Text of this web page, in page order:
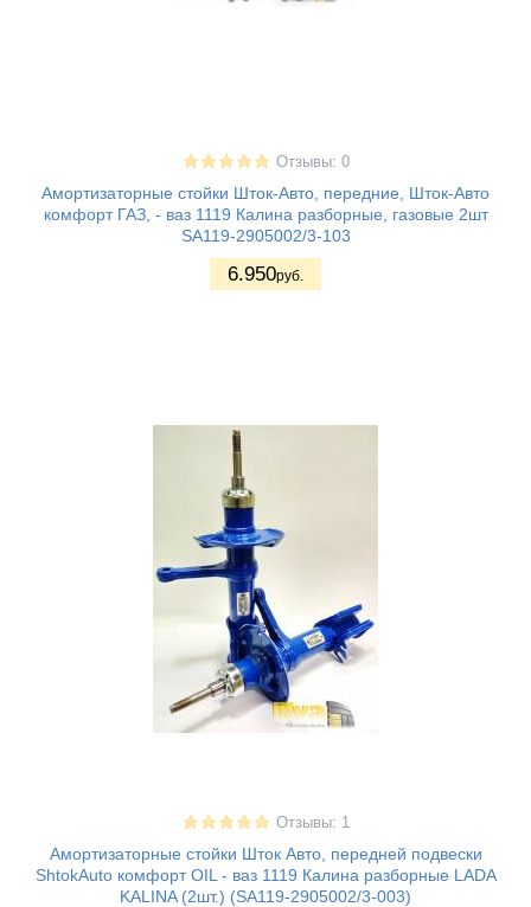
Отзывы: 0
Амортизаторные стойки Шток-Авто, передние, Шток-Авто
комфорт ГАЗ, - ваз 1119 Калина разборные, газовые 2шт
SA119-2905002/3-103
6.950руб.
Отзывы: 1
Амортизаторные стойки Шток Авто, передней подвески
ShtokAuto комфорт OIL - ваз 1119 Калина разборные LADA
KALINA (2шт.) (SA119-2905002/3-003)